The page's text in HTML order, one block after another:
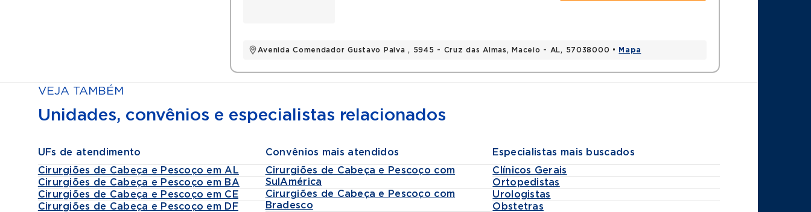
Avenida Comendador Gustavo Paiva , 5945 - Cruz das Almas, Maceio - AL, 57038000 • Mapa
VEJA TAMBÉM
Unidades, convênios e especialistas relacionados
UFs de atendimento
Cirurgiões de Cabeça e Pescoço em AL
Cirurgiões de Cabeça e Pescoço em BA
Cirurgiões de Cabeça e Pescoço em CE
Cirurgiões de Cabeça e Pescoço em DF
Convênios mais atendidos
Cirurgiões de Cabeça e Pescoço com
SulAmérica
Cirurgiões de Cabeça e Pescoço com
Bradesco
Especialistas mais buscados
Clínicos Gerais
Ortopedistas
Urologistas
Obstetras